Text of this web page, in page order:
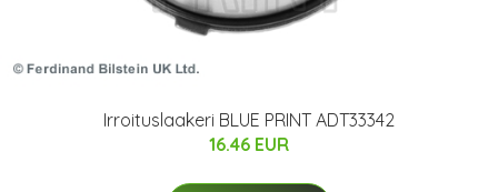
Irroituslaakeri BLUE PRINT ADT33342
16.46 EUR